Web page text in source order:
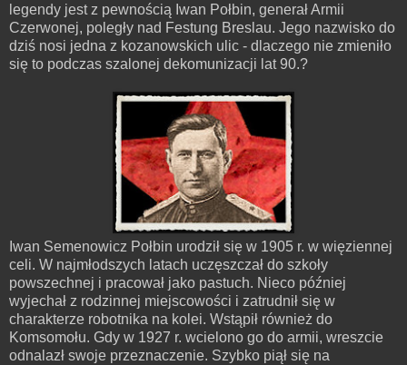
legendy jest z pewnością Iwan Połbin, generał Armii
Czerwonej, poległy nad Festung Breslau. Jego nazwisko do
dziś nosi jedna z kozanowskich ulic - dlaczego nie zmieniło
się to podczas szalonej dekomunizacji lat 90.?
Iwan Semenowicz Połbin urodził się w 1905 r. w więziennej
celi. W najmłodszych latach uczęszczał do szkoły
powszechnej i pracował jako pastuch. Nieco później
wyjechał z rodzinnej miejscowości i zatrudnił się w
charakterze robotnika na kolei. Wstąpił również do
Komsomołu. Gdy w 1927 r. wcielono go do armii, wreszcie
odnalazł swoje przeznaczenie. Szybko piął się na